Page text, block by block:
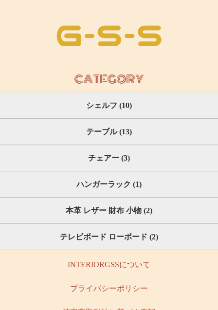
CATEGORY
シェルフ (10)
テーブル (13)
チェアー (3)
ハンガーラック (1)
本革 レザー 財布 小物 (2)
テレビボード ローボード (2)
INTERIORGSSについて
プライバシーポリシー